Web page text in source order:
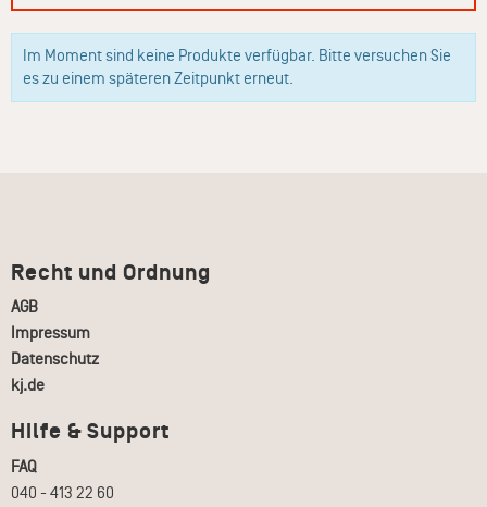
Im Moment sind keine Produkte verfügbar. Bitte versuchen Sie
es zu einem späteren Zeitpunkt erneut.
Recht und Ordnung
AGB
Impressum
Datenschutz
kj.de
Hilfe & Support
FAQ
040 - 413 22 60